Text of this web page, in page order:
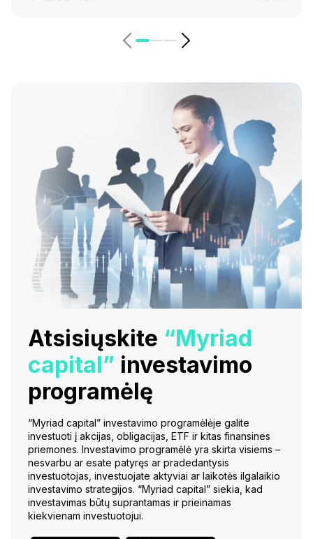
Atsisiųskite “Myriad
capital” investavimo
programėlę
“Myriad capital” investavimo programėlėje galite
investuoti į akcijas, obligacijas, ETF ir kitas finansines
priemones. Investavimo programėlė yra skirta visiems –
nesvarbu ar esate patyręs ar pradedantysis
investuotojas, investuojate aktyviai ar laikotės ilgalaikio
investavimo strategijos. “Myriad capital” siekia, kad
investavimas būtų suprantamas ir prieinamas
kiekvienam investuotojui.